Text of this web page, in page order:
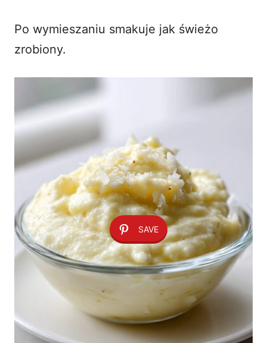
Po wymieszaniu smakuje jak świeżo
zrobiony.
SAVE